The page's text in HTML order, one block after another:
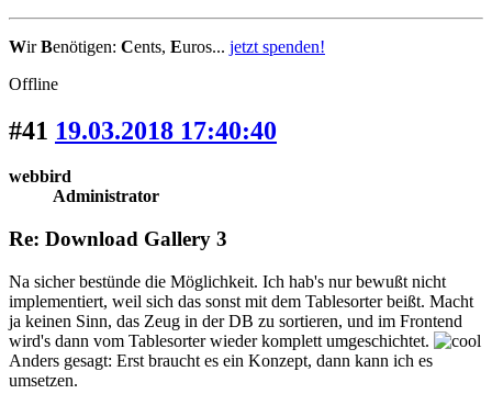
WirBenötigen: Cents, Euros... jetzt spenden!
Offline
#41 19.03.2018 17:40:40
webbird
Administrator
Re: Download Gallery 3
Na sicher bestünde die Möglichkeit. Ich hab's nur bewußt nicht
implementiert, weil sich das sonst mit dem Tablesorter beißt. Macht
ja keinen Sinn, das Zeug in der DB zu sortieren, und im Frontend
wird's dann vom Tablesorter wieder komplett umgeschichtet.
Anders gesagt: Erst braucht es ein Konzept, dann kann ich es
umsetzen.